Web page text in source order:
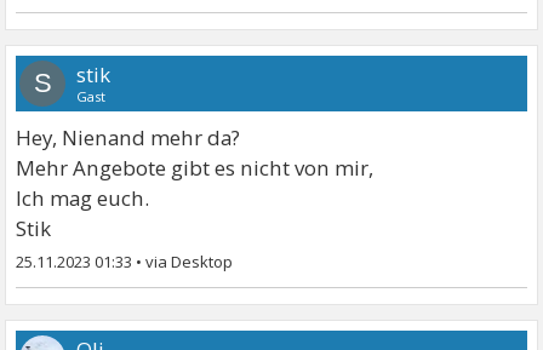
S stik
Gast
Hey, Nienand mehr da?
Mehr Angebote gibt es nicht von mir,
Ich mag euch.
Stik
25.11.2023 01:33 •